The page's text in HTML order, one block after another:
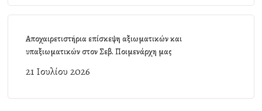
Αποχαιρετιστήρια επίσκεψη αξιωματικών και
υπαξιωματικών στον Σεβ. Ποιμενάρχη μας
21 Ιουλίου 2026